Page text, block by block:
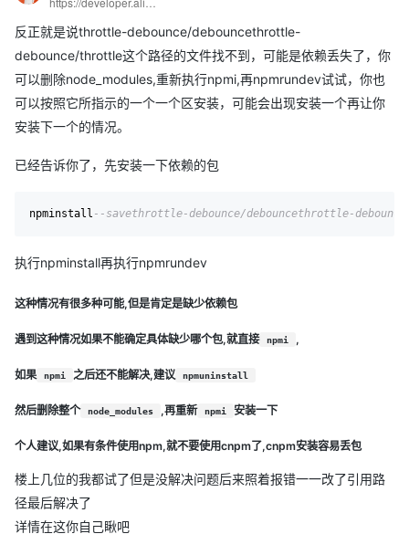
请问该如何解决
反正就是说throttle-debounce/debouncethrottle-
debounce/throttle这个路径的文件找不到，可能是依赖丢失了，你
可以删除node_modules,重新执行npmi,再npmrundev试试，你也
可以按照它所指示的一个一个区安装，可能会出现安装一个再让你
安装下一个的情况。
已经告诉你了，先安装一下依赖的包
npminstall --savethrottle-debounce/debouncethrottle-
执行npminstall再执行npmrundev
这种情况有很多种可能,但是肯定是缺少依赖包
遇到这种情况如果不能确定具体缺少哪个包,就直接 npmi ,
如果 npmi 之后还不能解决,建议 npmuninstall
然后删除整个 node_modules ,再重新 npmi 安装一下
个人建议,如果有条件使用npm,就不要使用cnpm了,cnpm安装容易丢包
楼上几位的我都试了但是没解决问题后来照着报错一一改了引用路
径最后解决了
详情在这你自己瞅吧